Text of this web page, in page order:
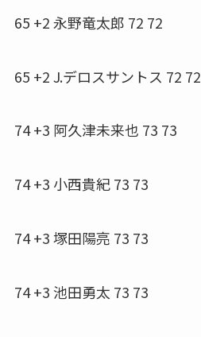
65 +2 永野竜太郎 72 72
65 +2 J.デロスサントス 72 72
74 +3 阿久津未来也 73 73
74 +3 小西貴紀 73 73
74 +3 塚田陽亮 73 73
74 +3 池田勇太 73 73